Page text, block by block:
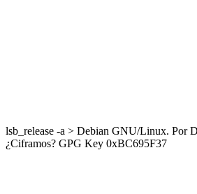
lsb_release -a > Debian GNU/Linux. Por
¿Ciframos? GPG Key 0xBC695F37